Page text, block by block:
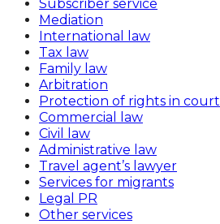
Subscriber service
Mediation
International law
Tax law
Family law
Arbitration
Protection of rights in court
Commercial law
Civil law
Administrative law
Travel agent’s lawyer
Services for migrants
Legal PR
Other services